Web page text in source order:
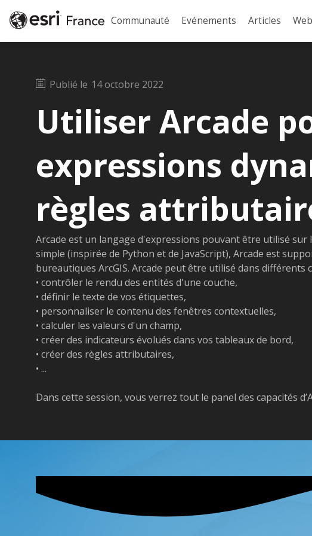
Communauté Evénements Articles
Publié le 14 octobre 2022
Utiliser Arcade
expressions
règles
Arcade est un langage d'expressions pouvant être utilisé sur
simple (inspirée de Python et de JavaScript), Arcade est
bureautiques ArcGIS. Arcade peut être utilisé dans différents
• contrôler le rendu des entités d'une couche,
• définir le texte de vos étiquettes,
• personnaliser le contenu des fenêtres contextuelles,
• calculer les valeurs d'un champ,
• créer des indicateurs évolués dans vos tableaux de bord,
• créer des règles attributaires,
• ...
Dans cette session, vous verrez tout le panel des capacités